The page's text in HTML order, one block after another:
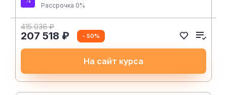
Рассрочка 0%
415 036 ₽
207 518 ₽ - 50%
На сайт курса